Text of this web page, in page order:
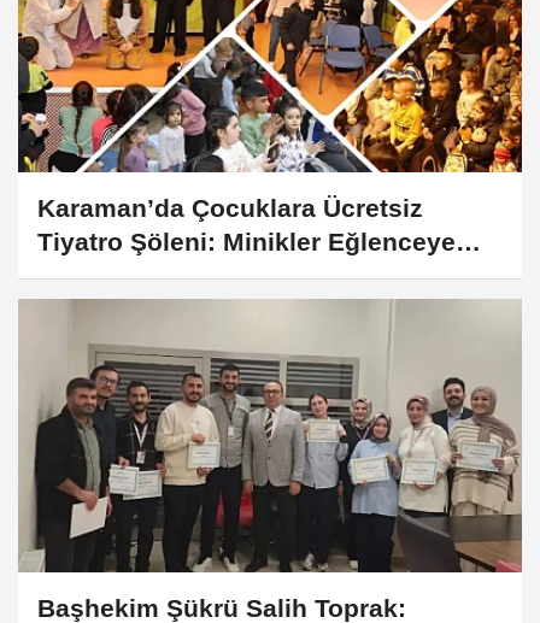
Karaman’da Çocuklara Ücretsiz
Tiyatro Şöleni: Minikler Eğlenceye
Davetli
Başhekim Şükrü Salih Toprak: